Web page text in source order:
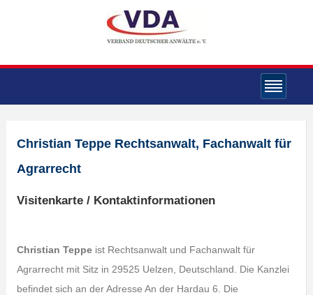
Christian Teppe Rechtsanwalt, Fachanwalt für
Agrarrecht
Visitenkarte / Kontaktinformationen
Christian Teppeist Rechtsanwalt und Fachanwalt für
Agrarrecht mit Sitz in 29525 Uelzen, Deutschland. Die Kanzlei
befindet sich an der Adresse An der Hardau 6. Die